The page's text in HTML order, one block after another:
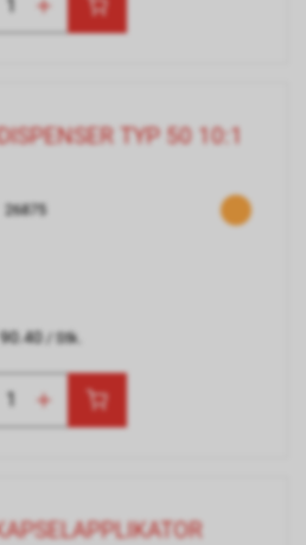
TYP 50 10:1
26875
90.40/ Stk.